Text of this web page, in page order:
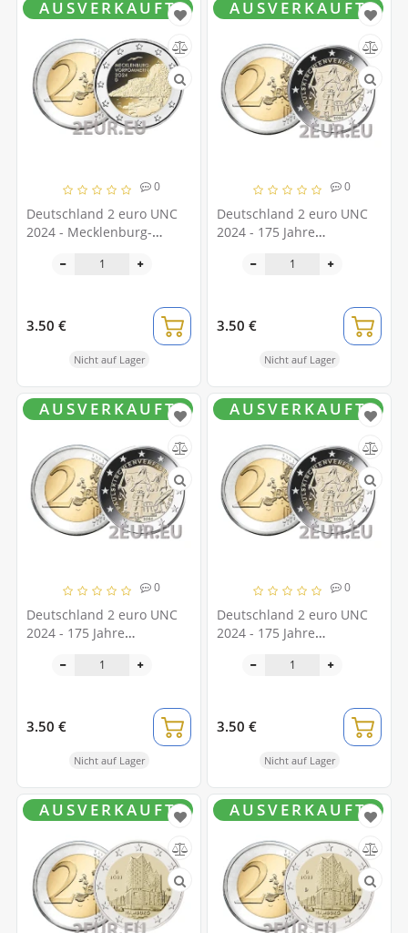
0
Deutschland 2 euro UNC
2024 - Mecklenburg-
AUSVERKAUFT
3.50 €
Nicht auf Lager
0
Deutschland 2 euro UNC
2024 - 175 Jahre
AUSVERKAUFT
3.50 €
Nicht auf Lager
0
Deutschland 2 euro UNC
2024 - 175 Jahre
AUSVERKAUFT
3.50 €
Nicht auf Lager
0
Deutschland 2 euro UNC
2024 - 175 Jahre
AUSVERKAUFT
3.50 €
Nicht auf Lager
AUSVERKAUFT AUSVERKAUFT